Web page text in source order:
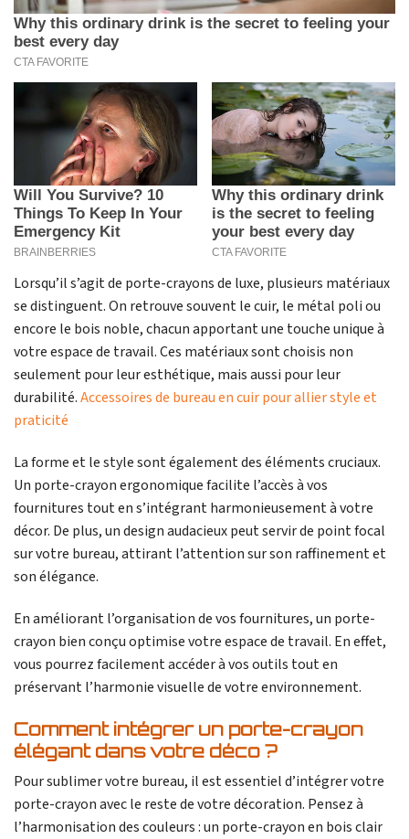
Lorsqu’il s’agit de porte-crayons de luxe, plusieurs matériaux
se distinguent. On retrouve souvent le cuir, le métal poli ou
encore le bois noble, chacun apportant une touche unique à
votre espace de travail. Ces matériaux sont choisis non
seulement pour leur esthétique, mais aussi pour leur
durabilité.Accessoires de bureau en cuir pour allier style et
praticité
La forme et le style sont également des éléments cruciaux.
Un porte-crayon ergonomique facilite l’accès à vos
fournitures tout en s’intégrant harmonieusement à votre
décor. De plus, un design audacieux peut servir de point focal
sur votre bureau, attirant l’attention sur son raffinement et
son élégance.
En améliorant l’organisation de vos fournitures, un porte-
crayon bien conçu optimise votre espace de travail. En effet,
vous pourrez facilement accéder à vos outils tout en
préservant l’harmonie visuelle de votre environnement.
Comment intégrer un porte-crayon
élégant dans votre déco ?
Pour sublimer votre bureau, il est essentiel d’intégrer votre
porte-crayon avec le reste de votre décoration. Pensez à
l’harmonisation des couleurs : un porte-crayon en bois clair